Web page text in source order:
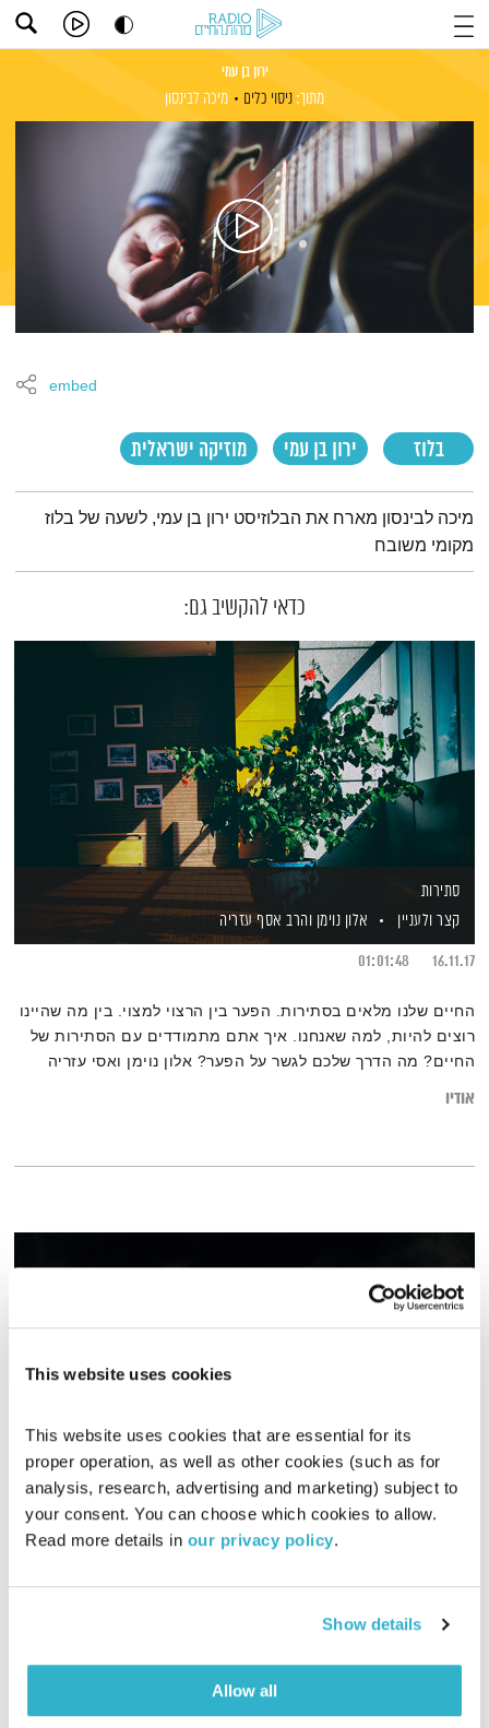
This website uses cookies
This website uses cookies that are essential for its
proper operation, as well as other cookies (such as for
analysis, research, advertising and marketing) subject to
your consent. You can choose which cookies to allow.
Read more details in our privacy policy.
Show details
Allow all
ירון בן עמי
מתוך: ניסוי כלים מיכה לבינסון
בלוז ירון בן עמי מוזיקה ישראלית
embed
תמצית הפודקאסט
מיכה לבינסון מארח את הבלוזיסט ירון בן עמי, לשעה של בלוז
מקומי משובח
כדאי להקשיב גם:
סתירות
קצר ולעניין
אלון נוימן והרב אסף עזריה
16.11.17
01:01:48
החיים שלנו מלאים בסתירות. הפער בין הרצוי למצוי. בין מה שהיינו
רוצים להיות, למה שאנחנו. איך אתם מתמודדים עם הסתירות של
החיים? מה הדרך שלכם לגשר על הפער? אלון נוימן ואסי עזריה
אודיו
הריבוע
לצלול לתוך פסקול
דידי ארז
והמדובר – "הריבוע"
אודיו